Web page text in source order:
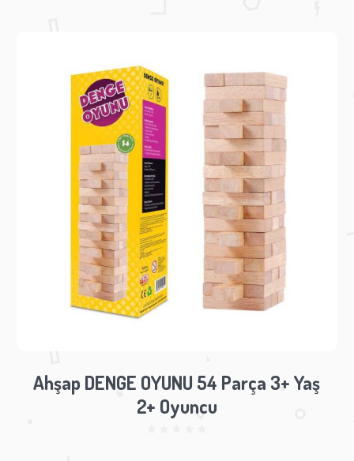
Ahşap DENGE OYUNU 54 Parça 3+ Yaş
2+ Oyuncu